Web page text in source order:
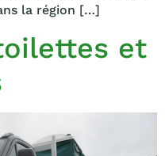
la région […]
et